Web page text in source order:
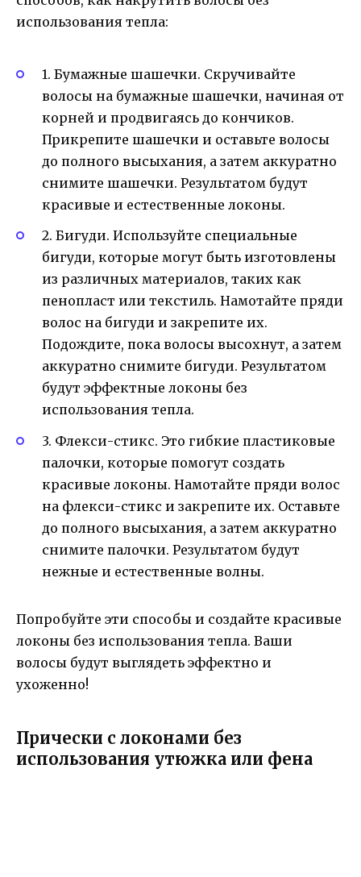
использования тепла:
1. Бумажные шашечки. Скручивайте
волосы на бумажные шашечки, начиная от
корней и продвигаясь до кончиков.
Прикрепите шашечки и оставьте волосы
до полного высыхания, а затем аккуратно
снимите шашечки. Результатом будут
красивые и естественные локоны.
2. Бигуди. Используйте специальные
бигуди, которые могут быть изготовлены
из различных материалов, таких как
пенопласт или текстиль. Намотайте пряди
волос на бигуди и закрепите их.
Подождите, пока волосы высохнут, а затем
аккуратно снимите бигуди. Результатом
будут эффектные локоны без
использования тепла.
3. Флекси-стикс. Это гибкие пластиковые
палочки, которые помогут создать
красивые локоны. Намотайте пряди волос
на флекси-стикс и закрепите их. Оставьте
до полного высыхания, а затем аккуратно
снимите палочки. Результатом будут
нежные и естественные волны.
Попробуйте эти способы и создайте красивые
локоны без использования тепла. Ваши
волосы будут выглядеть эффектно и
ухоженно!
Прически с локонами без
использования утюжка или фена